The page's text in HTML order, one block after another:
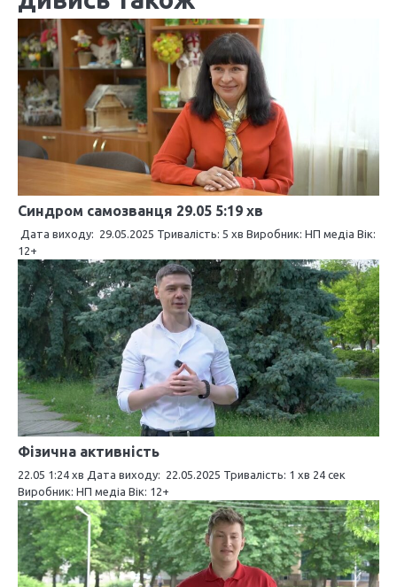
ц
і
я
з
а
и
с
і
в
Синдром самозванця 29.05 5:19 хв
Дата виходу: 29.05.2025 Тривалість: 5 хв Виробник: НП медіа Вік:
12+
Фізична активність
22.05 1:24 хв Дата виходу: 22.05.2025 Тривалість: 1 хв 24 сек
Виробник: НП медіа Вік: 12+